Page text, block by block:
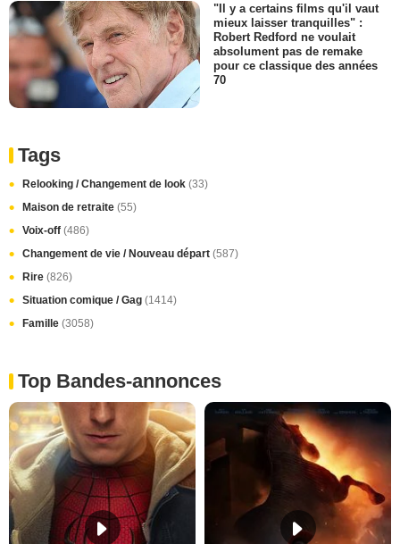
"Il y a certains films qu'il vaut
mieux laisser tranquilles" :
Robert Redford ne voulait
absolument pas de remake
pour ce classique des années
70
Tags
Relooking / Changement de look (33)
Maison de retraite (55)
Voix-off (486)
Changement de vie / Nouveau départ (587)
Rire (826)
Situation comique / Gag (1414)
Famille (3058)
Top Bandes-annonces